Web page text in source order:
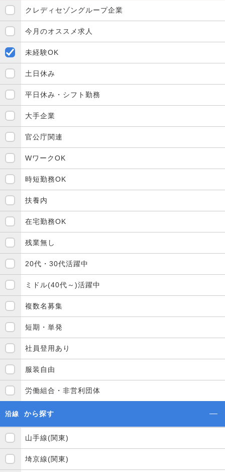
クレディセゾングループ企業
今月のオススメ求人
未経験OK
土日休み
平日休み・シフト勤務
大手企業
官公庁関連
WワークOK
時短勤務OK
扶養内
在宅勤務OK
残業無し
20代・30代活躍中
ミドル(40代～)活躍中
複数名募集
短期・単発
社員登用あり
服装自由
労働組合・非営利団体
沿線 から探す
山手線(関東)
埼京線(関東)